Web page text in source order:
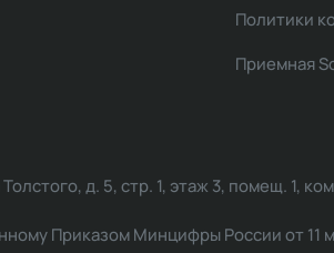
Политики
Приемная
д. 5, стр. 1, этаж 3, помещ. 1,
Приказом Минцифры России от 11